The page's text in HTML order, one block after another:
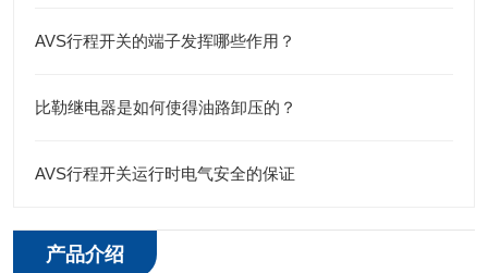
AVS行程开关的端子发挥哪些作用？
比勒继电器是如何使得油路卸压的？
AVS行程开关运行时电气安全的保证
产品介绍